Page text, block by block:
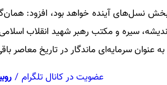
نسل‌های آینده خواهد بود، افزود:
سیره و مکتب رهبر شهید انقلاب اسلامی
عنوان سرمایه‌ای ماندگار در تاریخ معاصر
عضویت در کانال تلگرام /